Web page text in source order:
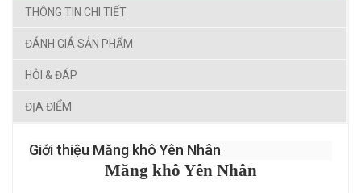
THÔNG TIN CHI TIẾT
ĐÁNH GIÁ SẢN PHẨM
HỎI & ĐÁP
ĐỊA ĐIỂM
Giới thiệu Măng khô Yên Nhân
Măng khô Yên Nhân